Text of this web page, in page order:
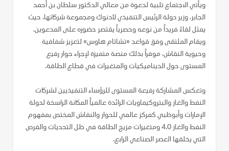
ويأتي الاجتماع تلبية لدعوة من معالي الدكتور سلطان بن أحمد
الجابر، وزير دولة الرئيس التنفيذي لأدنوك ومجموعة شركاتها، حيث
يمثل لقاءً فريداً من نوعه وحصرياً يقتصر حضوره على المدعوين.
ويقام الملتقى وفق قواعد «تشاتام هاوس» لتعزيز شفافية
وحيوية النقاش، موفراً بذلك منصة متميزة لإجراء حوار رفيع
المستوى حول الديناميكيات والمتغيرات في قطاع الطاقة.
وتعكس المشاركة رفيعة المستوى للرؤساء التنفيذيين لشركات
النفط والغاز والبتروكيماويات الرائدة عالمياً المكانة الراسخة لدولة
الإمارات وأبوظبي كمركز عالمي للحوار والنقاش المختص بمفهوم
النفط والغاز 4.0 ومتغيرات مزيج الطاقة في ظل التحديات والفرص
التي يخلقها العصر الصناعي الرابع.